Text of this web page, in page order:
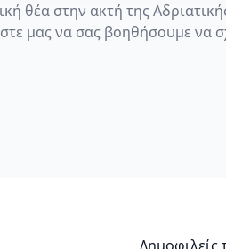
θέα στην ακτή της
μας να σας βοηθήσουμε να